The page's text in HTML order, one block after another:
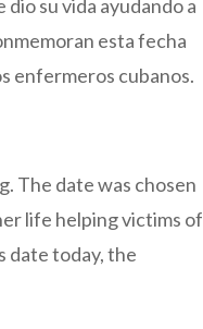
su vida ayudando a
esta fecha
enfermeros cubanos.
The date was chosen
life helping victims of
date today, the